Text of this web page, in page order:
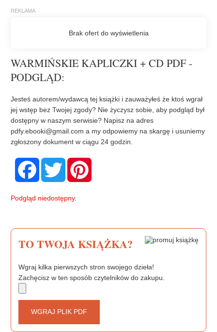
WARMIŃSKIE KAPLICZKI + CD PDF -
PODGLĄD:
Jesteś autorem/wydawcą tej książki i zauważyłeś że ktoś wgrał
jej wstęp bez Twojej zgody? Nie życzysz sobie, aby podgląd był
dostępny w naszym serwisie? Napisz na adres
pdfy.ebooki@gmail.com a my odpowiemy na skargę i usuniemy
zgłoszony dokument w ciągu 24 godzin.
F
o
T
w
e
Podgląd niedostępny.
TO TWOJA KSIĄŻKA?
Wgraj kilka pierwszych stron swojego dzieła!
Zachęcisz w ten sposób czytelników do zakupu.
WGRAJ PLIK PDF